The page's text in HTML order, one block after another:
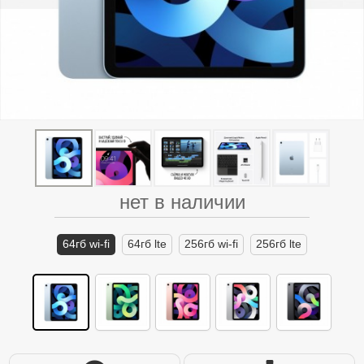
нет в наличии
64гб wi-fi 64гб lte 256гб wi-fi 256гб lte